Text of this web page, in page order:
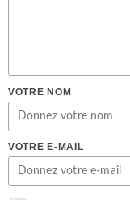
VOTRE NOM
VOTRE E-MAIL